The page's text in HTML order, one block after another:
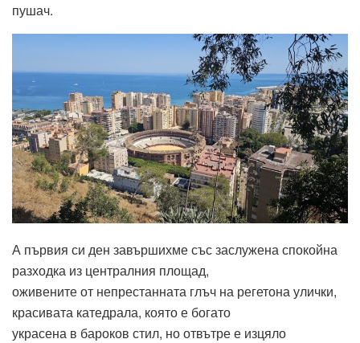
пушач.
А първия си ден завършихме със заслужена спокойна
разходка из централния площад,
оживените от непрестанната глъч на регетона улички,
красивата катедрала, която е богато
украсена в бароков стил, но отвътре е изцяло